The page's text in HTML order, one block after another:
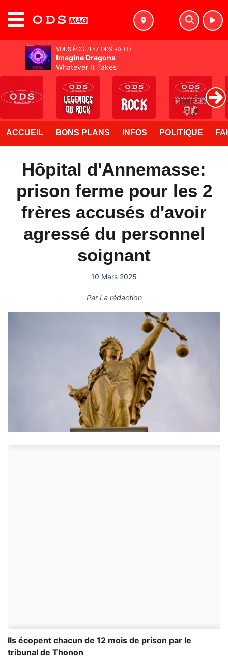
ACCUEIL BONS PLANS INFOS POLITIQUE
Hôpital d'Annemasse:
prison ferme pour les 2
frères accusés d'avoir
agressé du personnel
soignant
10 Mars 2025
ParLa rédaction
Ils écopent chacun de 12 mois de prison par le
tribunal de Thonon
VOUS ÉCOUTEZ ODS RADIO
Imagine Dragons
Whatever It Takes